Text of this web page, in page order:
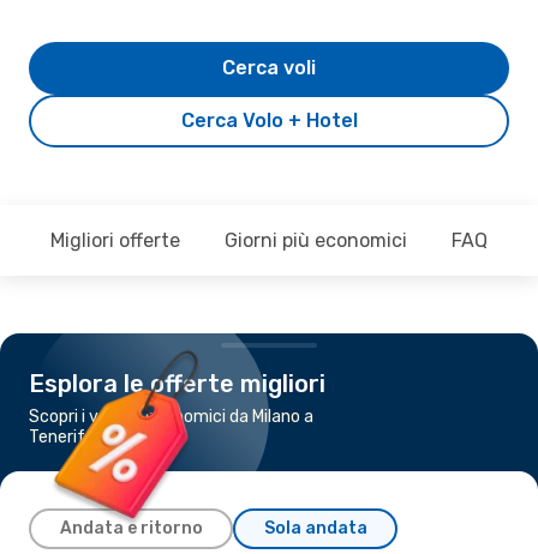
Cerca Volo + Hotel
Cerca voli
Migliori offerte Giorni più economici FAQ
Esplora le offerte migliori
Scopri i voli più economici da Milano a
Tenerife
Andata e ritorno Sola andata